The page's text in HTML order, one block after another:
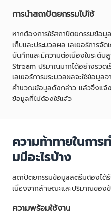
การนำสถาปัตยกรรมไปใช้
หากต้องการใช้สถาปัตยกรรมข้อ
เก็บและประมวลผล เลเยอร์การจั
บันทึกและมีความต่อเนื่องในระดับ
Stream ปริมาณมากได้อย่างรวดเ
เลเยอร์การประมวลผลจะใช้ข้อมูล
คำนวณข้อมูลดังกล่าว แล้วจึงแจ้ง
ข้อมูลที่ไม่ต้องใช้แล้ว
ความท้าทายในกา
มมีอะไรบ้าง
สถาปัตยกรรมข้อมูลสตรีมต้องได้
เนื่องจากลักษณะและปริมาณของ
ความพร้อมใช้งาน